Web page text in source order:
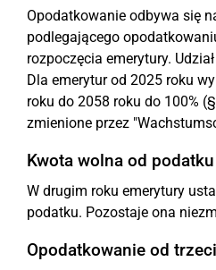
Opodatkowanie odbywa się
podlegającego
rozpoczęcia emerytury.
Dla emerytur od 2025 roku
roku do 2058 roku do 100%
zmienione przez
Kwota wolna od podatku
W drugim roku emerytury
podatku. Pozostaje ona
Opodatkowanie od